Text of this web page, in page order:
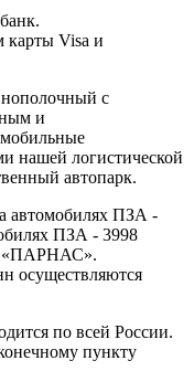
карты Visa и
с
и
нашей логистической
автопарк.
автомобилях ПЗА -
ПЗА - 3998
«ПАРНАС».
осуществляются
по всей России.
пункту